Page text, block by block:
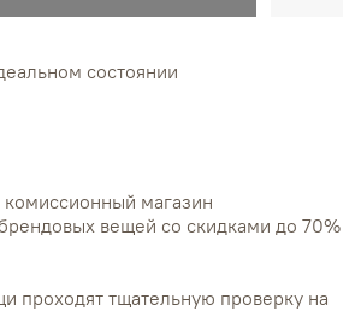
состоянии
магазин
вещей со скидками до 70%
проходят тщательную проверку на